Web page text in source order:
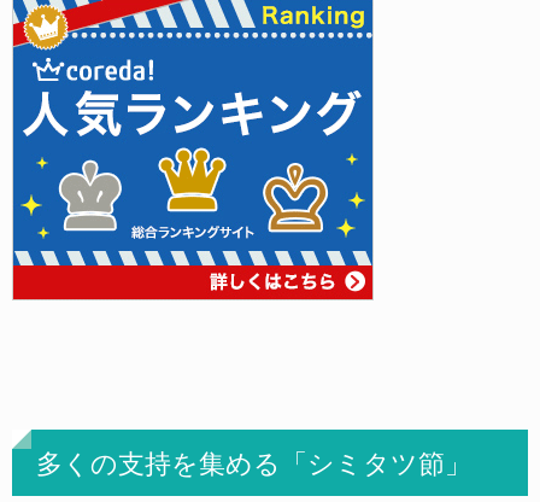
多くの支持を集める「シミタツ節」